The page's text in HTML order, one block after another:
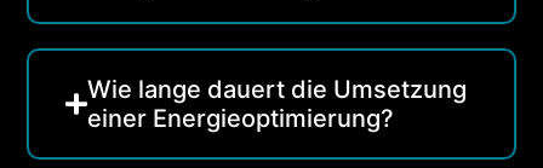
Wie lange dauert die Umsetzung
einer Energie­optimierung?